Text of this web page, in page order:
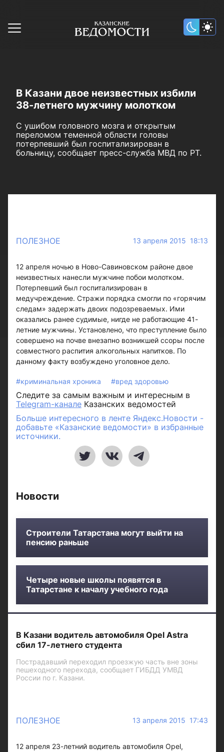
В Казани двое неизвестных избили
38-летнего мужчину молотком
С ушибом головного мозга и открытым
переломом теменной области головы
потерпевший был госпитализирован в
больницу, сообщает пресс-служба МВД по РТ.
ПОЛЕЗНОЕ 13 апреля 2015 18:13
12 апреля ночью в Ново-Савиновском районе двое
неизвестных нанесли мужчине побои молотком.
Потерпевший был госпитализирован в
медучреждение. Стражи порядка смогли по «горячим
следам» задержать двоих подозреваемых. Ими
оказались ранее судимые, нигде не работающие 41-
летние мужчины. Установлено, что преступление было
совершено на почве внезапно возникшей ссоры после
совместного распития алкогольных напитков. По
данному факту возбуждено уголовное дело.
#криминальная хроника #вред здоровью
Следите за самым важным и интересным в
Telegram-канале Казанских ведомостей
Больше интересного в ленте Яндекс.Новости -
добавьте «Казанские ведомости» в избранные
источники.
Новости
Строители Татарстана могут выйти на
пенсию раньше
Четыре новые школы появятся в
Татарстане к началу учебного года
В Казани водитель автомобиля Opel Astra
сбил 17-летнего студента
Пострадавший переходил проезжую часть вне зоны
пешеходного перехода, сообщает ГИБДД УМВД
России по г. Казани.
ПОЛЕЗНОЕ 13 апреля 2015 17:43
12 апреля 23-летний водитель автомобиля Opel,